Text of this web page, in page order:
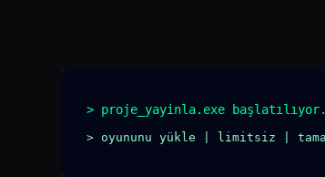
> proje_yayinla.exe
> oyununu yükle | limitsiz |